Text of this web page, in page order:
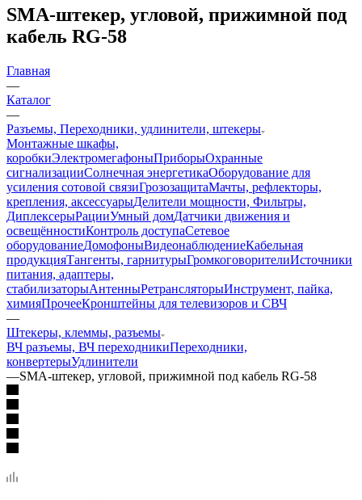
SMA-штекер, угловой, прижимной под
кабель RG-58
Главная
—
Каталог
—
Разъемы, Переходники, удлинители, штекеры
Монтажные шкафы,
коробкиЭлектромегафоныПриборыОхранные
сигнализацииСолнечная энергетикаОборудование для
усиления сотовой связиГрозозащитаМачты, рефлекторы,
крепления, аксессуарыДелители мощности, Фильтры,
ДиплексерыРацииУмный домДатчики движения и
освещённостиКонтроль доступаСетевое
оборудованиеДомофоныВидеонаблюдениеКабельная
продукцияТангенты, гарнитурыГромкоговорителиИсточники
питания, адаптеры,
стабилизаторыАнтенныРетрансляторыИнструмент, пайка,
химияПрочееКронштейны для телевизоров и СВЧ
—
Штекеры, клеммы, разъемы
ВЧ разъемы, ВЧ переходникиПереходники,
конвертерыУдлинители
—SMA-штекер, угловой, прижимной под кабель RG-58